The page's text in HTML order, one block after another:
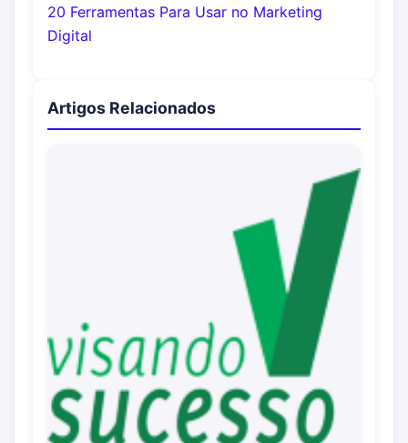
20 Ferramentas Para Usar no Marketing
Digital
Artigos Relacionados